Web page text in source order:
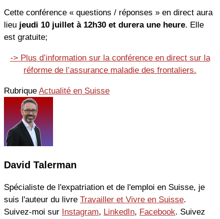
Cette conférence « questions / réponses » en direct aura
lieu jeudi 10 juillet à 12h30 et durera une heure. Elle
est gratuite;
-> Plus d’information sur la conférence en direct sur la
réforme de l’assurance maladie des frontaliers.
Rubrique Actualité en Suisse
David Talerman
Spécialiste de l'expatriation et de l'emploi en Suisse, je
suis l'auteur du livre Travailler et Vivre en Suisse.
Suivez-moi sur Instagram, LinkedIn, Facebook. Suivez